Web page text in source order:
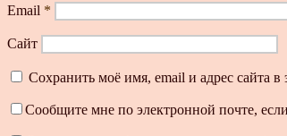
Email *
Сайт
Сохранить моё имя, email и адрес сайта
Сообщите мне по электронной почте,